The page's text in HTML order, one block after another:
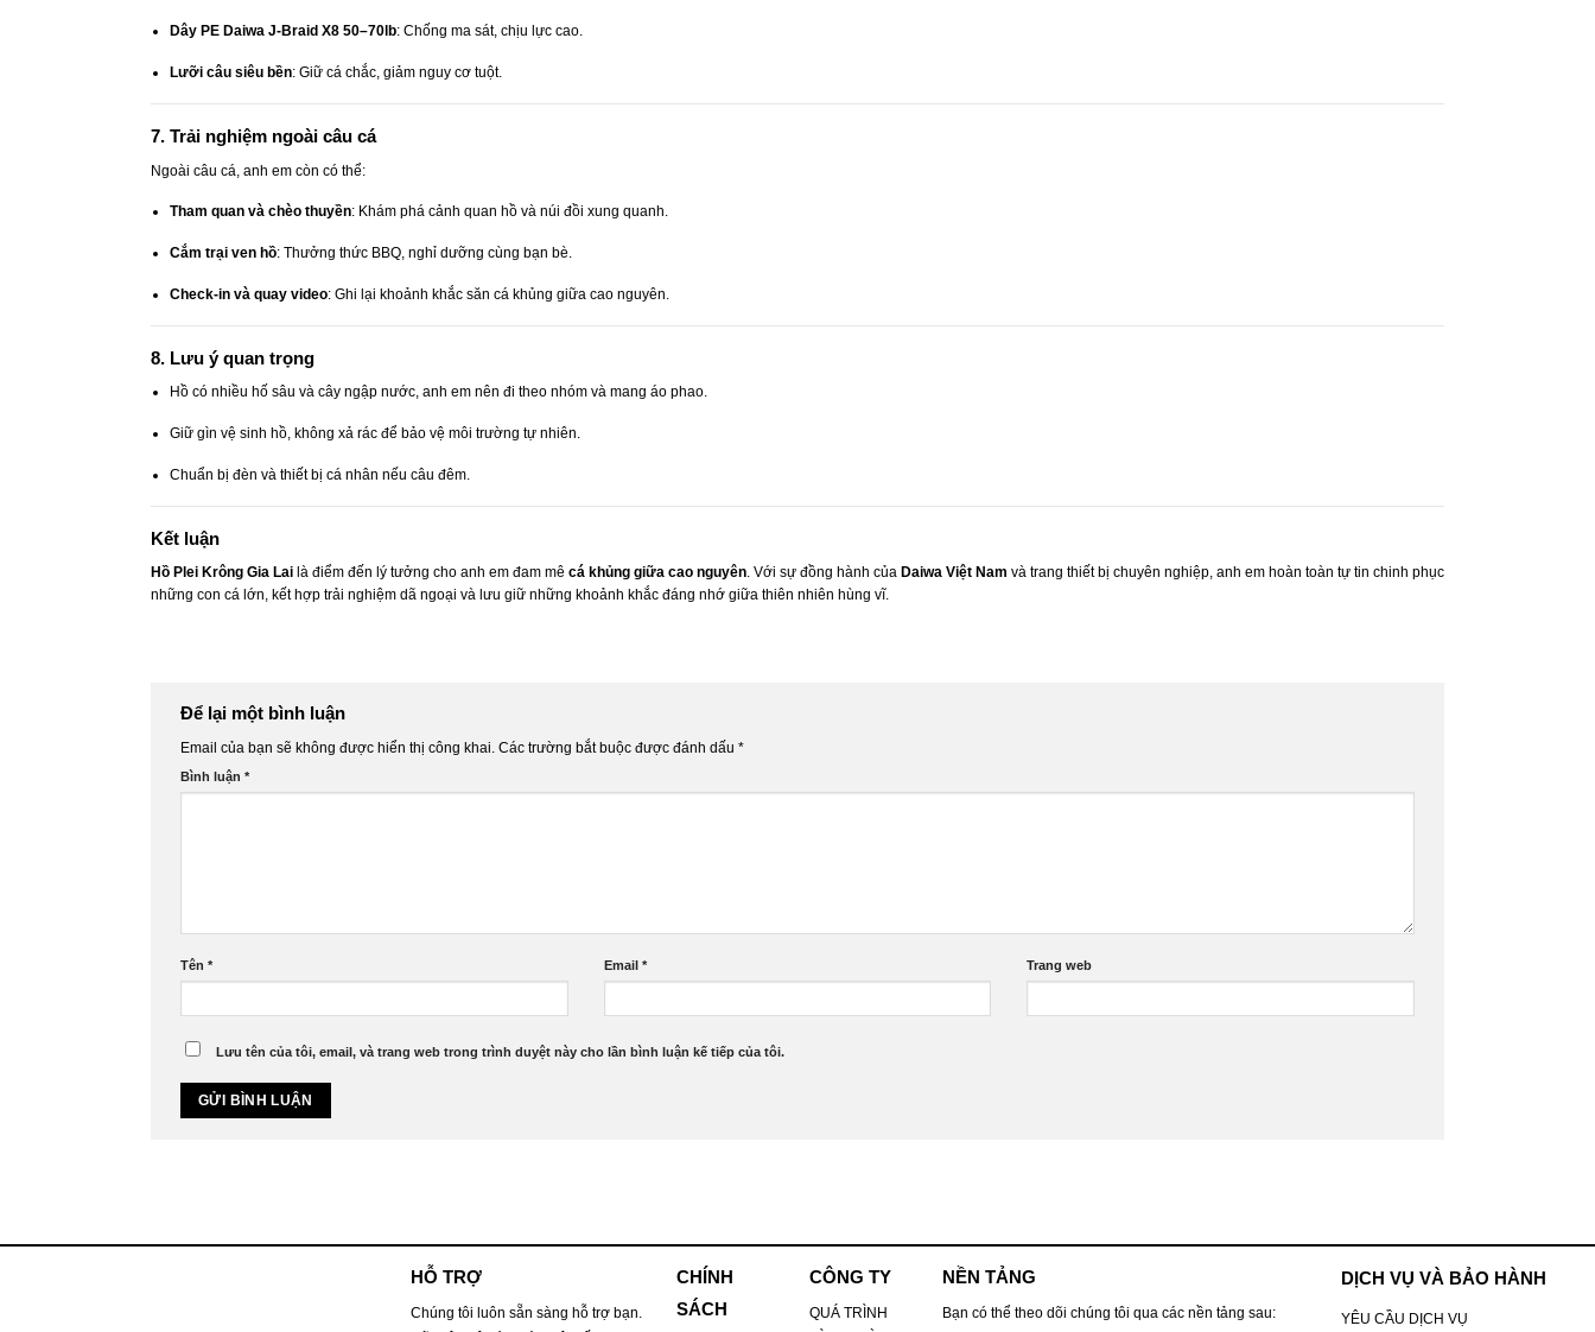
Dây PE Daiwa J-Braid X8 50–70lb: Chống ma sát, chịu lực cao.
Lưỡi câu siêu bền: Giữ cá chắc, giảm nguy cơ tuột.
7. Trải nghiệm ngoài câu cá
Ngoài câu cá, anh em còn có thể:
Tham quan và chèo thuyền: Khám phá cảnh quan hồ và núi đồi xung quanh.
Cắm trại ven hồ: Thưởng thức BBQ, nghỉ dưỡng cùng bạn bè.
Check-in và quay video: Ghi lại khoảnh khắc săn cá khủng giữa cao nguyên.
8. Lưu ý quan trọng
Hồ có nhiều hố sâu và cây ngập nước, anh em nên đi theo nhóm và mang áo phao.
Giữ gìn vệ sinh hồ, không xả rác để bảo vệ môi trường tự nhiên.
Chuẩn bị đèn và thiết bị cá nhân nếu câu đêm.
Kết luận
Hồ Plei Krông Gia Lai là điểm đến lý tưởng cho anh em đam mê cá khủng giữa cao nguyên. Với sự đồng hành của Daiwa Việt Nam và trang thiết bị chuyên nghiệp, anh em hoàn toàn tự tin chinh phục
những con cá lớn, kết hợp trải nghiệm dã ngoại và lưu giữ những khoảnh khắc đáng nhớ giữa thiên nhiên hùng vĩ.
Để lại một bình luận
Email của bạn sẽ không được hiển thị công khai. Các trường bắt buộc được đánh dấu *
Bình luận *
Tên * Email * Trang web
Lưu tên của tôi, email, và trang web trong trình duyệt này cho lần bình luận kế tiếp của tôi.
HỖ TRỢ
Chúng tôi luôn sẵn sàng hỗ trợ bạn.
CHÍNH
SÁCH
CÔNG TY
QUÁ TRÌNH
NỀN TẢNG
Bạn có thể theo dõi chúng tôi qua các nền tảng sau:
DỊCH VỤ VÀ BẢO HÀNH
YÊU CẦU DỊCH VỤ